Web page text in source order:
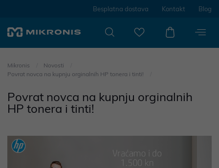
Besplatna dostava Kontakt Blog
Mikronis
Novosti
Povrat novca na kupnju orginalnih HP tonera i tinti!
Povrat novca na kupnju orginalnih
HP tonera i tinti!